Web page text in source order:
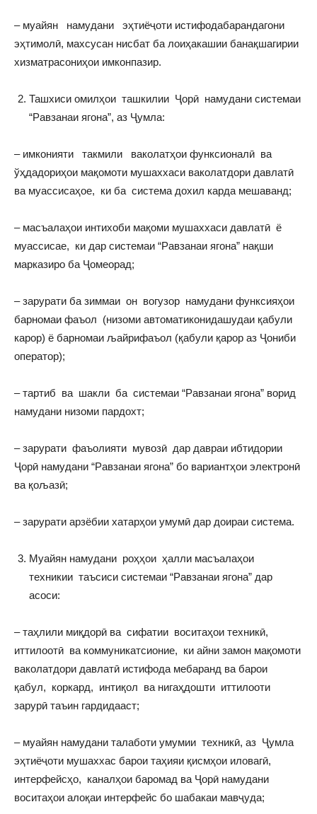
– муайян намудани эҳтиёҷоти истифодабарандагони
эҳтимолӣ, махсусан нисбат ба лоиҳакашии банақшагирии
хизматрасониҳои имконпазир.
Ташхиси омилҳои ташкилии Ҷорӣ намудани системаи
“Равзанаи ягона”, аз Ҷумла:
– имконияти такмили ваколатҳои функсионалӣ ва
ўҳдадориҳои мақомоти мушаххаси ваколатдори давлатӣ
ва муассисаҳое, ки ба система дохил карда мешаванд;
– масъалаҳои интихоби мақоми мушаххаси давлатӣ ё
муассисае, ки дар системаи “Равзанаи ягона” нақши
марказиро ба Ҷомеорад;
– зарурати ба зиммаи он вогузор намудани функсияҳои
барномаи фаъол (низоми автоматиконидашудаи қабули
карор) ё барномаи љайрифаъол (қабули қарор аз Ҷониби
оператор);
– тартиб ва шакли ба системаи “Равзанаи ягона” ворид
намудани низоми пардохт;
– зарурати фаъолияти мувозӣ дар давраи ибтидории
Ҷорӣ намудани “Равзанаи ягона” бо вариантҳои электронӣ
ва қољазӣ;
– зарурати арзёбии хатарҳои умумӣ дар доираи система.
Муайян намудани роҳҳои ҳалли масъалаҳои
техникии таъсиси системаи “Равзанаи ягона” дар
асоси:
– таҳлили миқдорӣ ва сифатии воситаҳои техникӣ,
иттилоотӣ ва коммуникатсионие, ки айни замон мақомоти
ваколатдори давлатӣ истифода мебаранд ва барои
қабул, коркард, интиқол ва нигаҳдошти иттилооти
зарурӣ таъин гардидааст;
– муайян намудани талаботи умумии техникӣ, аз Ҷумла
эҳтиёҷоти мушаххас барои таҳияи қисмҳои иловагӣ,
интерфейсҳо, каналҳои баромад ва Ҷорӣ намудани
воситаҳои алоқаи интерфейс бо шабакаи мавҷуда;